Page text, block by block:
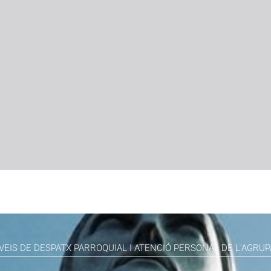
DE DESPATX PARROQUIAL I ATENCIÓ PERSONAL DE